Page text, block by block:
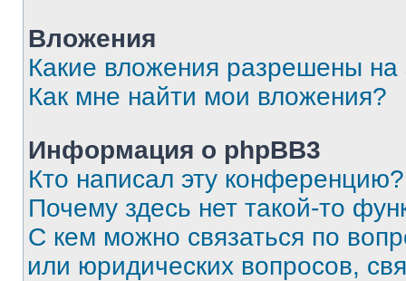
Вложения
Какие вложения разрешены
Как мне найти мои вложения?
Информация о phpBB3
Кто написал эту конференцию?
Почему здесь нет такой-то
С кем можно связаться по
или юридических вопросов,